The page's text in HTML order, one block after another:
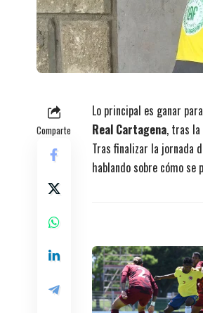
Comparte
Lo principal es ganar
Real Cartagena, tras la
Tras finalizar la jornada
hablando sobre cómo se